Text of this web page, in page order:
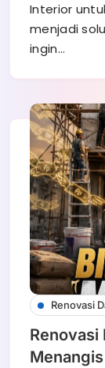
Interior
menjadi
ingin…
Renovasi
Renovasi